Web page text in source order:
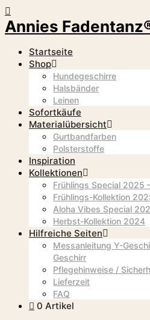
Annies
Startseite
Shop
Hundegeschirre
Halsbänder
Leinen
Sofortkäufe
Materialübersicht
Gurtbandfarben
Polsterstoffe
Inspiration
Kollektionen
Frühlings Special 2025
Frühlings-Kollektion
Aloha Vibes Special
Herbst-Kollektion 2024
Hilfreiche Seiten
Messanleitung Y-
Geschirr
Pflegehinweise /
Lieferzeit
FAQ
0 Artikel